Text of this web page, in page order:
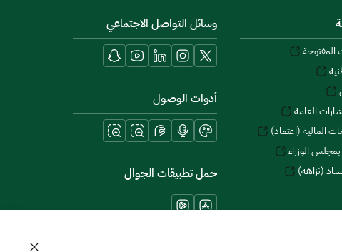
المفتوحة
العامة
المالية (اعتماد)
بمجلس الوزراء
(نزاهة)
وسائل التواصل الاجتماعي
أدوات الوصول
حمل تطبيقات الجوال